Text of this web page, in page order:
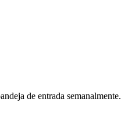
de entrada semanalmente.